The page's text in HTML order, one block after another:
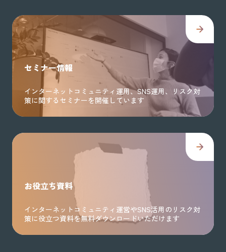
セミナー情報
インターネットコミュニティ運用、SNS運用、リスク対
策に関するセミナーを開催しています
お役立ち資料
インターネットコミュニティ運営やSNS活用のリスク対
策に役立つ資料を無料ダウンロードいただけます